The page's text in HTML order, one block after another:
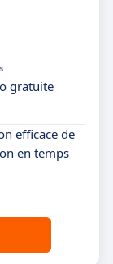
gratuite
efficace de
en temps